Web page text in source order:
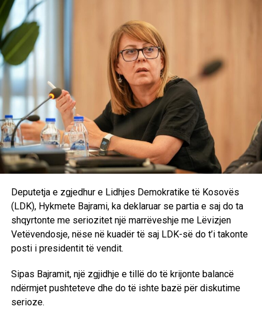
Deputetja e zgjedhur e Lidhjes Demokratike të Kosovës
(LDK), Hykmete Bajrami, ka deklaruar se partia e saj do ta
shqyrtonte me seriozitet një marrëveshje me Lëvizjen
Vetëvendosje, nëse në kuadër të saj LDK-së do t’i takonte
posti i presidentit të vendit.
Sipas Bajramit, një zgjidhje e tillë do të krijonte balancë
ndërmjet pushteteve dhe do të ishte bazë për diskutime
serioze.